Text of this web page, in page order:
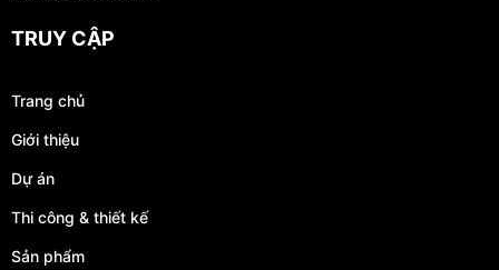
TRUY CẬP
Trang chủ
Giới thiệu
Dự án
Thi công & thiết kế
Sản phẩm